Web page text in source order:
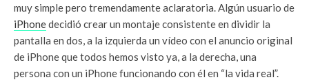
muy simple pero tremendamente aclaratoria. Algún usuario de
iPhonedecidió crear un montaje consistente en dividir la
pantalla en dos, a la izquierda un vídeo con el anuncio original
de iPhone que todos hemos visto ya, a la derecha, una
persona con un iPhone funcionando con él en “la vida real”.